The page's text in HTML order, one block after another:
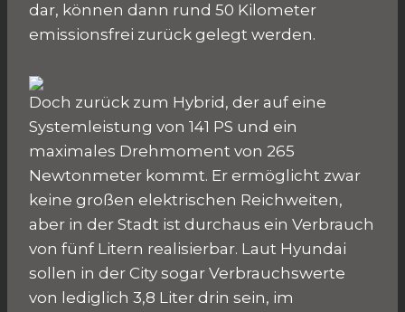
dar, können dann rund 50 Kilometer
emissionsfrei zurück gelegt werden.
Doch zurück zum Hybrid, der auf eine
Systemleistung von 141 PS und ein
maximales Drehmoment von 265
Newtonmeter kommt. Er ermöglicht zwar
keine großen elektrischen Reichweiten,
aber in der Stadt ist durchaus ein Verbrauch
von fünf Litern realisierbar. Laut Hyundai
sollen in der City sogar Verbrauchswerte
von lediglich 3,8 Liter drin sein, im